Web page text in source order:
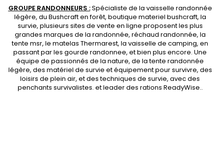
GROUPE RANDONNEURS :Spécialiste de la vaisselle randonnée
légère, du Bushcraft en forêt, boutique materiel bushcraft, la
survie, plusieurs sites de vente en ligne proposent les plus
grandes marques de la randonnée, réchaud randonnée, la
tente msr, le matelas Thermarest, la vaisselle de camping, en
passant par les gourde randonnee, et bien plus encore. Une
équipe de passionnés de la nature, de latente randonnée
légère, des matériel de survie et équipement pour survivre, des
loisirs de plein air, et des techniques de survie, avec des
penchants survivalistes. et leader des rations ReadyWise..